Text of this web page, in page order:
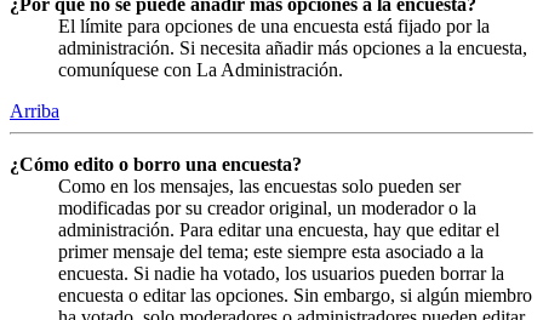
El límite para opciones de una encuesta está fijado por la
administración. Si necesita añadir más opciones a la encuesta,
comuníquese con La Administración.
Arriba
¿Cómo edito o borro una encuesta?
Como en los mensajes, las encuestas solo pueden ser
modificadas por su creador original, un moderador o la
administración. Para editar una encuesta, hay que editar el
primer mensaje del tema; este siempre esta asociado a la
encuesta. Si nadie ha votado, los usuarios pueden borrar la
encuesta o editar las opciones. Sin embargo, si algún miembro